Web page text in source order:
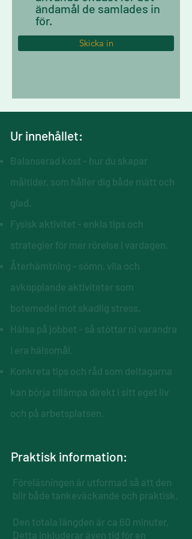
ändamål de samlades in
för.
Skicka in
Ur innehållet:
Balanserad kost - hur du skapar
måltider, som håller dig både mätt och
glad.
Fysisk aktivitet - enkla tips och
strategier för mer rörelse i vardagen.
Återhämtning - sömn, vila och
avkopplande aktiviteter som
botemedel mot skadlig stress.
Hälsa på jobbet - så stöttar ni varandra
i era hälsomål.
Konkreta tips och råd som deltagarna
kan börja tillämpa direkt i sitt eget liv
och på arbetsplatsen.
Praktisk information:
Föreläsningen är utformad så att den
blir både tankeväckande och praktisk.
Den totala längden är ca 60 minuter.
Detta inkluderar även tid för en